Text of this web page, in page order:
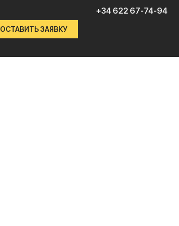
ОСТАВИТЬ ЗАЯВКУ
+34 622 67-74-94